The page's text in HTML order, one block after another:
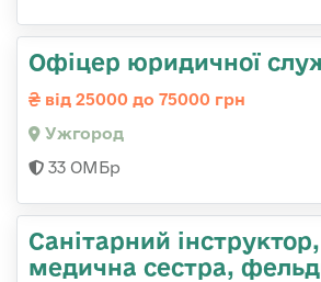
Офіцер юридичної
від 25000 до 75000 грн
Ужгород
33 ОМБр
Санітарний інструктор,
медична сестра,